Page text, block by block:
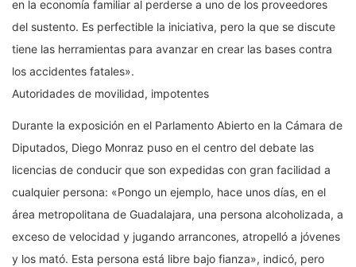
en la economía familiar al perderse a uno de los proveedores
del sustento. Es perfectible la iniciativa, pero la que se discute
tiene las herramientas para avanzar en crear las bases contra
los accidentes fatales».
Autoridades de movilidad, impotentes
Durante la exposición en el Parlamento Abierto en la Cámara de
Diputados, Diego Monraz puso en el centro del debate las
licencias de conducir que son expedidas con gran facilidad a
cualquier persona: «Pongo un ejemplo, hace unos días, en el
área metropolitana de Guadalajara, una persona alcoholizada, a
exceso de velocidad y jugando arrancones, atropelló a jóvenes
y los mató. Esta persona está libre bajo fianza», indicó, pero